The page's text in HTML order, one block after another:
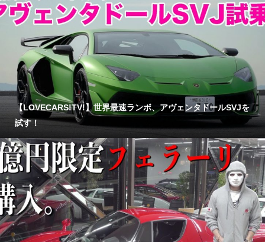
【LOVECARS!TV!】世界最速ランボ、アヴェンタドールSVJを
試す！